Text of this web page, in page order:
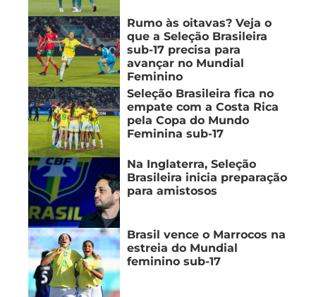
Rumo às oitavas? Veja o
que a Seleção Brasileira
sub-17 precisa para
avançar no Mundial
Feminino
Seleção Brasileira fica no
empate com a Costa Rica
pela Copa do Mundo
Feminina sub-17
Na Inglaterra, Seleção
Brasileira inicia preparação
para amistosos
Brasil vence o Marrocos na
estreia do Mundial
feminino sub-17